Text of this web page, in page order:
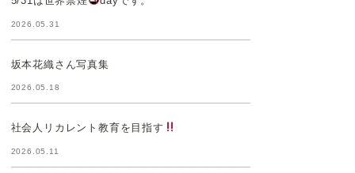
2026.05.31
坂本花織さん写真集
2026.05.18
社会人リカレント教育を目指す
2026.05.11